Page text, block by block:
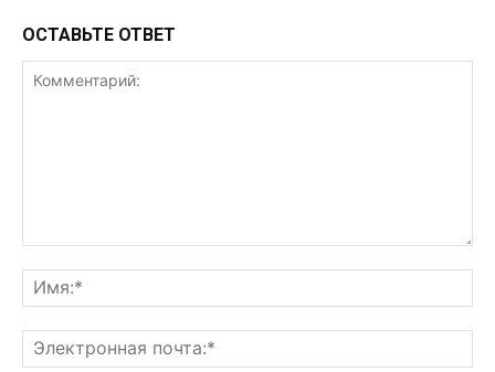
ОСТАВЬТЕ ОТВЕТ